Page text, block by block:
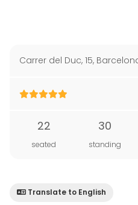
Carrer del Duc, 15,
22
seated
30
standing
Translate to English